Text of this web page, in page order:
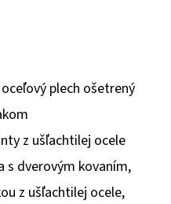
plech ošetrený
z ušľachtilej ocele
s dverovým kovaním,
z ušľachtilej ocele,